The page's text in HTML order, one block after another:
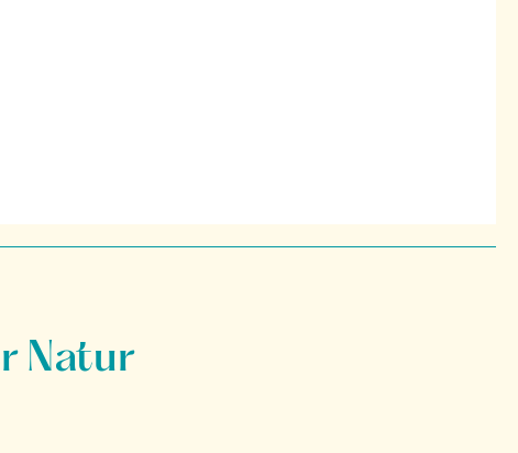
Natur